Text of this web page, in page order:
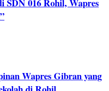
SDN 016 Rohil, Wapres
Wapres Gibran yang